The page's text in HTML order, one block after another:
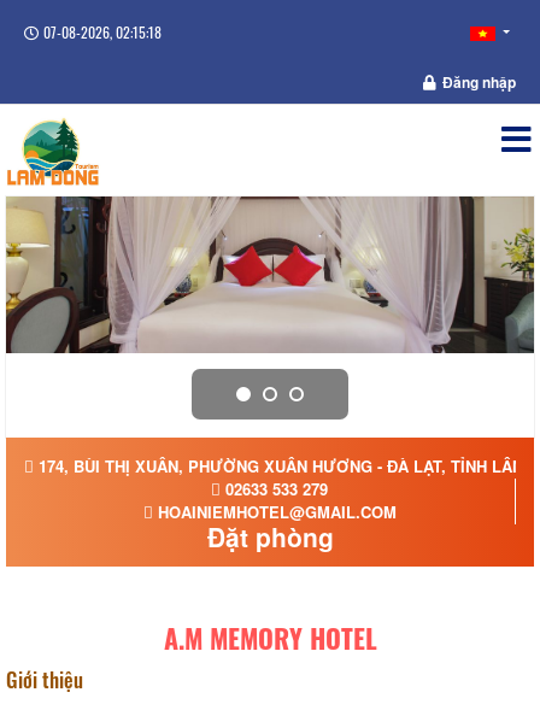
07-08-2026, 02:15:19
Đăng nhập
174, BÙI THỊ XUÂN, PHƯỜNG XUÂN HƯƠNG - ĐÀ LẠT, TỈNH LÂM
02633 533 279
HOAINIEMHOTEL@GMAIL.COM
Đặt phòng
A.M MEMORY HOTEL
Giới thiệu